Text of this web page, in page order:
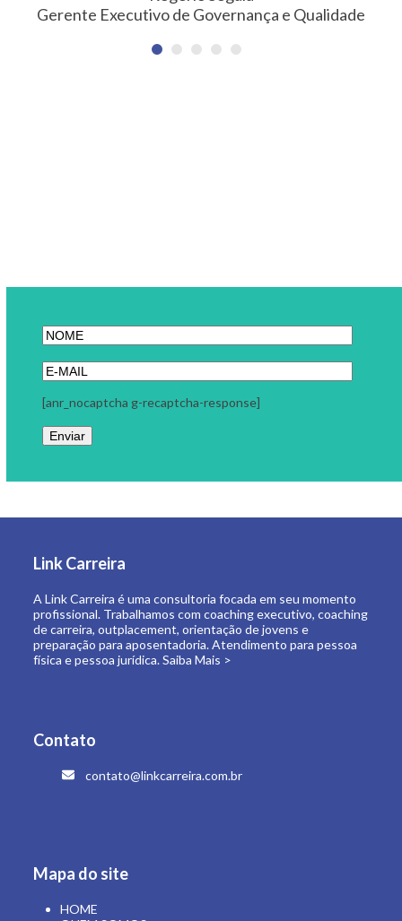
Gerente Executivo de Governança e Qualidade
profissional. Trabalhamos com coaching executivo, coaching
física e pessoa jurídica.
Contato
Mapa do site
E-BOOKS
ARTIGOS
CONTATO
ÁREA RESTRITA